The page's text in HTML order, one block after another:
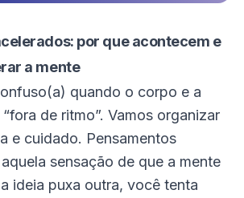
por que acontecem e
a mente
quando o corpo e a
de ritmo”. Vamos organizar
e cuidado. Pensamentos
sensação de que a mente
ideia puxa outra, você tenta